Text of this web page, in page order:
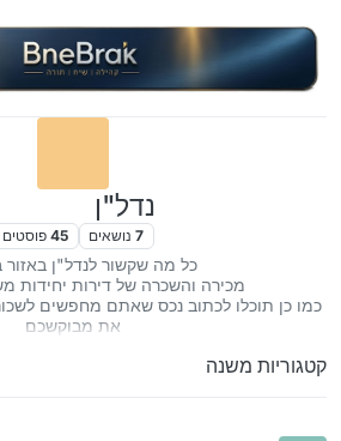
נדל"ן
7 נושאים 45 פוסטים
כל מה שקשור לנדל"ן באזור
מכירה והשכרה של דירות יחידות
כמו כן תוכלו לכתוב נכס שאתם מחפשים
את מבוקשכם
קטגוריות משנה